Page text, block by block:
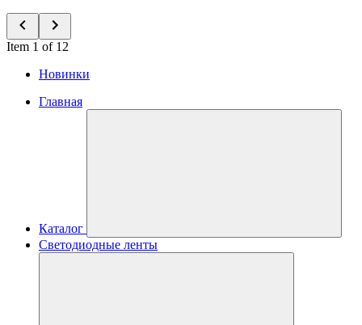
Item 1 of 12
Новинки
Главная
Каталог
Светодиодные ленты